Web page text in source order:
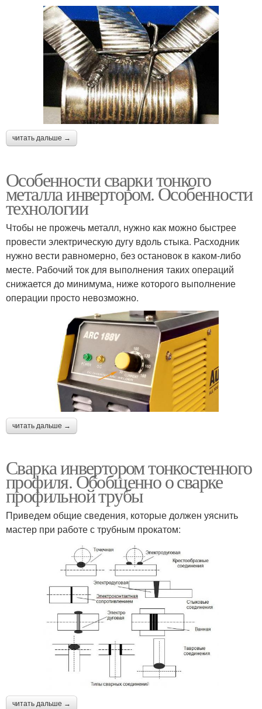
читать дальше →
Особенности сварки тонкого
металла инвертором. Особенности
технологии
Чтобы не прожечь металл, нужно как можно быстрее
провести электрическую дугу вдоль стыка. Расходник
нужно вести равномерно, без остановок в каком-либо
месте. Рабочий ток для выполнения таких операций
снижается до минимума, ниже которого выполнение
операции просто невозможно.
читать дальше →
Сварка инвертором тонкостенного
профиля. Обобщенно о сварке
профильной трубы
Приведем общие сведения, которые должен уяснить
мастер при работе с трубным прокатом:
читать дальше →